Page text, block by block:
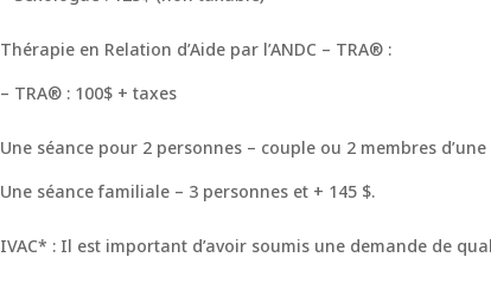
Thérapie en Relation d’Aide par l’ANDC – TRA® :
– TRA® : 100$ + taxes
Une séance pour 2 personnes – couple ou 2 membres
Une séance familiale – 3 personnes et + 145 $.
IVAC* : Il est important d’avoir soumis une demande de